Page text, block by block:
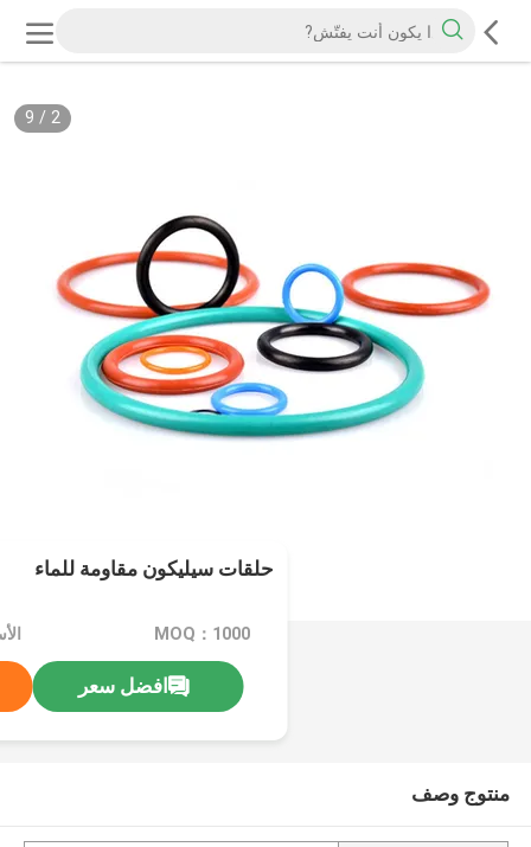
2
/
9
حلقات سيليكون مقاومة للماء
MOQ：1000
افضل سعر
منتوج وصف